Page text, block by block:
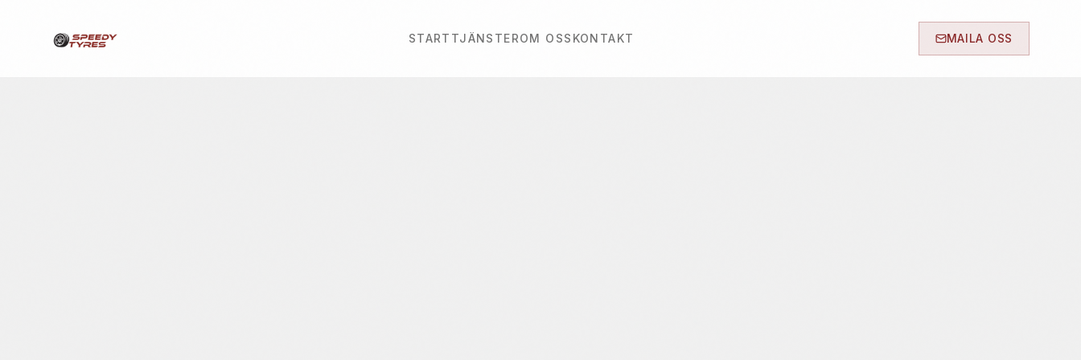
START TJÄNSTEROM OSS KONTAKT MAILA OSS